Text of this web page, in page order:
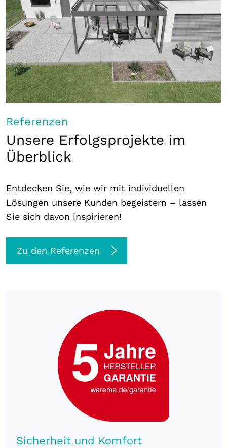
Referenzen
Unsere Erfolgsprojekte im
Überblick
Entdecken Sie, wie wir mit individuellen
Lösungen unsere Kunden begeistern – lassen
Sie sich davon inspirieren!
Zu den Referenzen
Sicherheit und Komfort